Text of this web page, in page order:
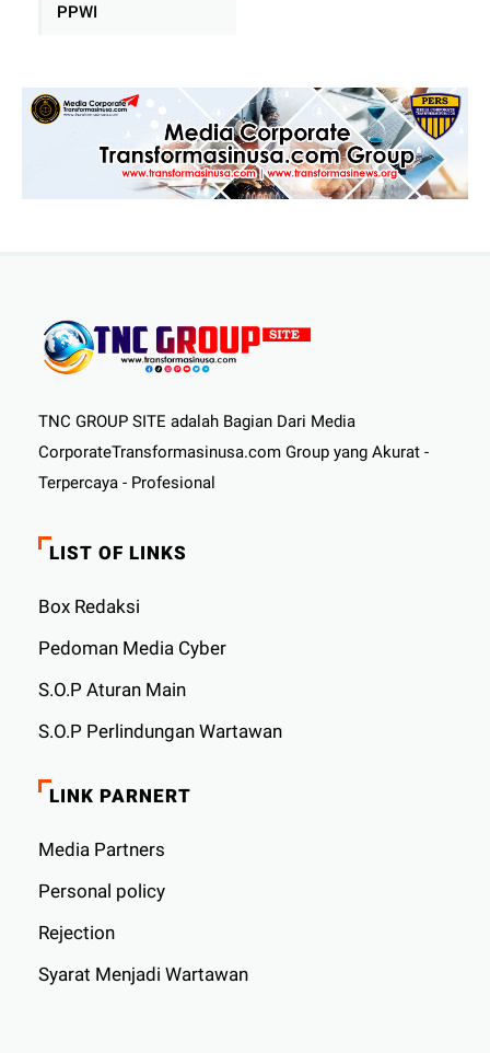
PPWI
TNC GROUP SITE adalah Bagian Dari Media
CorporateTransformasinusa.com Group yang Akurat -
Terpercaya - Profesional
LIST OF LINKS
Box Redaksi
Pedoman Media Cyber
S.O.P Aturan Main
S.O.P Perlindungan Wartawan
LINK PARNERT
Media Partners
Personal policy
Rejection
Syarat Menjadi Wartawan